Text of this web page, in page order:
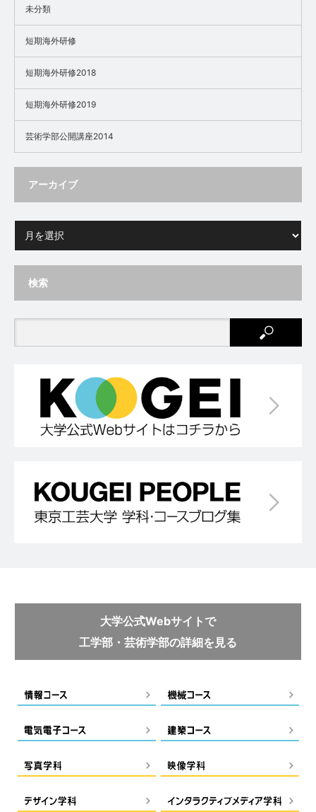
未分類
短期海外研修
短期海外研修2018
短期海外研修2019
芸術学部公開講座2014
アーカイブ
検索
大学公式Webサイトで
工学部・芸術学部の詳細を見る